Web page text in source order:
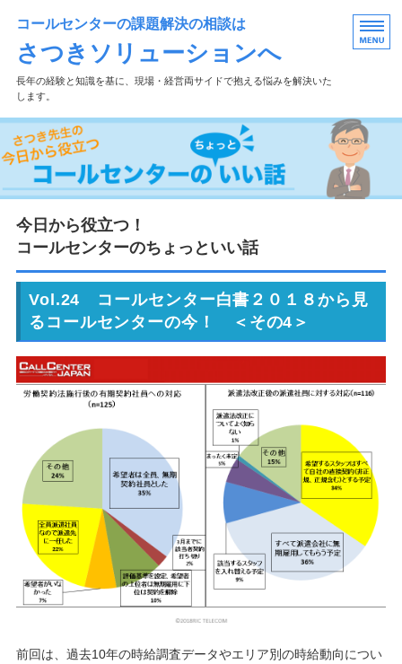
コールセンターの課題解決の相談は
さつきソリューションへ
長年の経験と知識を基に、現場・経営両サイドで抱える悩みを解決いた
します。
ホーム
過去ブログはこちら
事業概要
今日から役立つ！
コールセンターのちょっといい話
Vol.24 コールセンター白書２０１８から見
るコールセンターの今！ ＜その4＞
前回は、過去10年の時給調査データやエリア別の時給動向につい